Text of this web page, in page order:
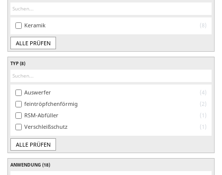
Keramik 8
ALLE PRÜFEN
TYP(8)
Auswerfer
4
feintröpfchenförmig
2
RSM-Abfüller
1
Verschleißschutz
1
ALLE PRÜFEN
ANWENDUNG (18)